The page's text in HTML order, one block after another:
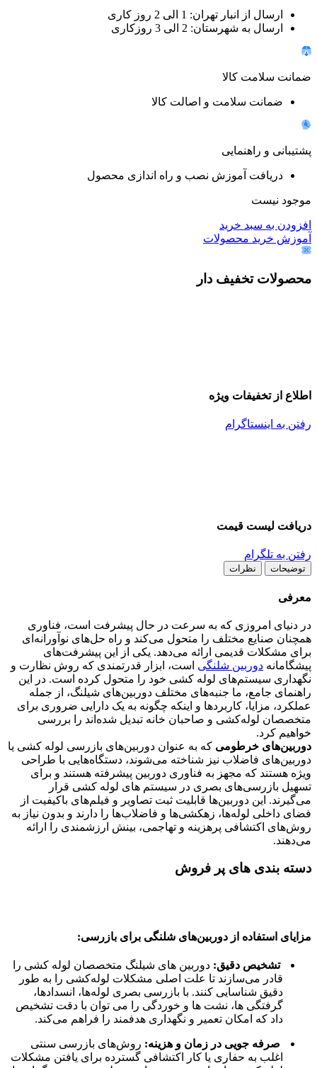
ارسال از انبار تهران: 1 الی 2 روز کاری
ارسال به شهرستان: 2 الی 3 روزکاری
ضمانت سلامت کالا
ضمانت سلامت و اصالت کالا
پشتیبانی و راهنمایی
دریافت آموزش نصب و راه اندازی محصول
موجود نیست
افزودن به سبد خرید
آموزش خرید محصولات
محصولات تخفیف دار
اطلاع از تخفیفات ویژه
رفتن به اینستاگرام
دریافت لیست قیمت
رفتن به تلگرام
توضیحات نظرات
معرفی
در دنیای امروزی که به سرعت در حال پیشرفت است، فناوری
همچنان صنایع مختلف را متحول می‌کند و راه حل‌های نوآورانه‌ای
برای مشکلات قدیمی ارائه می‌دهد. یکی از این پیشرفت‌های
پیشگامانه دوربین شلنگی است، ابزار قدرتمندی که روش نظارت و
نگهداری سیستم‌های لوله کشی خود را متحول کرده است. در این
راهنمای جامع، ما جنبه‌های مختلف دوربین‌های شیلنگ، از جمله
عملکرد، مزایا، کاربردها و اینکه چگونه به یک دارایی ضروری برای
متخصصان لوله‌کشی و صاحبان خانه تبدیل شده‌اند را بررسی
خواهیم کرد.
دوربین‌های خرطومی که به عنوان دوربین‌های بازرسی لوله کشی یا
دوربین‌های فاضلاب نیز شناخته می‌شوند، دستگاه‌هایی با طراحی
ویژه هستند که مجهز به فناوری دوربین پیشرفته هستند و برای
تسهیل بازرسی‌های بصری در سیستم های لوله کشی قرار
می‌گیرند. این دوربین‌ها قابلیت ثبت تصاویر و فیلم‌های باکیفیت از
فضای داخلی لوله‌ها، زهکشی‌ها و فاضلاب‌ها را دارند و بدون نیاز به
روش‌های اکتشافی پرهزینه و تهاجمی، بینش ارزشمندی را ارائه
می‌دهند.
دسته بندی های پر فروش
مزایای استفاده از دوربین‌های شلنگی برای بازرسی:
تشخیص دقیق: دوربین های شیلنگ متخصصان لوله کشی را
قادر می‌سازند تا علت اصلی مشکلات لوله‌کشی را به طور
دقیق شناسایی کنند. با بازرسی بصری لوله‌ها، انسدادها،
گرفتگی ها، نشت ها و خوردگی را می توان با دقت تشخیص
داد که امکان تعمیر و نگهداری هدفمند را فراهم می‌کند.
صرفه جویی در زمان و هزینه: روش‌های بازرسی سنتی
اغلب به حفاری یا کار اکتشافی گسترده برای یافتن مشکلات